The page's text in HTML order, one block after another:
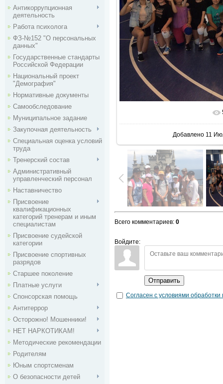
Антикоррупционная
деятельность
Работа психолога
ФЗ-№152 "О персональных
данных"
Государственные стандарты
Российской Федерации
Национальный проект
"Демография"
Нормативные документы
Самообследование
Муниципальное задание
Закупочная деятельность
Специальная оценка условий
труда
Тренерский состав
Административный
управленческий персонал
Наставничество
Присвоение
квалификационных
категорий тренерам и иным
специалистам
Присвоение судейской
категории
Присвоение спортивных
разрядов
Старшее поколение
Платные услуги
Спонсорская помощь
Антитеррор
Осторожно! Мошенники!
НЕТ НАРКОТИКАМ!
Методические рекомендации
Родителям
Юным спортсменам
О безопасности детей
В
Добавлено 11
Всего комментариев: 0
Войдите:
Отправить
Согласен с условиями